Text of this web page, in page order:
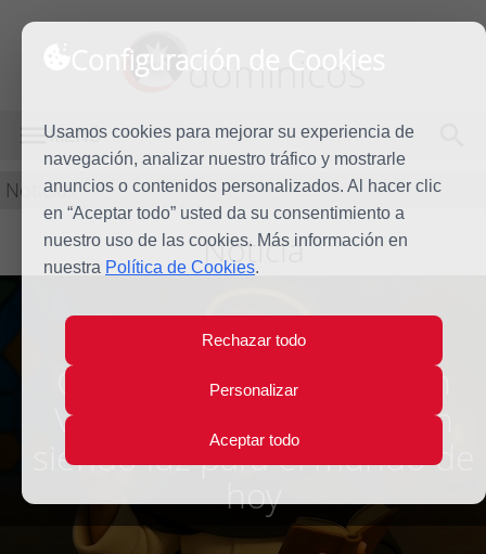
Configuración de Cookies
Usamos cookies para mejorar su experiencia de
navegación, analizar nuestro tráfico y mostrarle
anuncios o contenidos personalizados. Al hacer clic
en “Aceptar todo” usted da su consentimiento a
nuestro uso de las cookies. Más información en
nuestra Política de Cookies.
Rechazar todo
Personalizar
Aceptar todo
dominicos
MENÚ
Noticias
Noticia
Cinco enseñanzas de san
Vicente Ferrer que siguen
siendo luz para el mundo de
hoy